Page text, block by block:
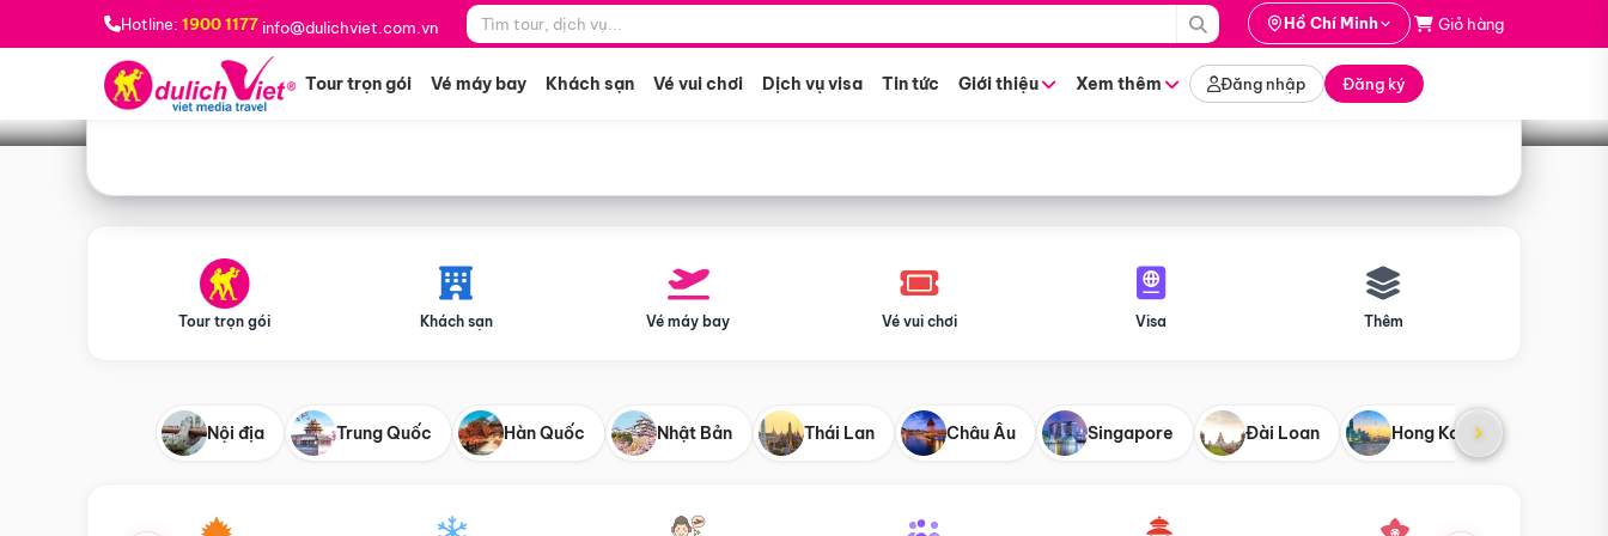
Hotline: 1900 1177 info@dulichviet.com.vn Hồ Chí Minh Giỏ hàng
Tour trọn gói Vé máy bay Khách sạn Vé vui chơi Dịch vụ visa Tin tức Giới thiệu Xem thêm Đăng nhập Đăng ký
Bạn muốn đi đâu? *
Tìm tour
Tour trọn gói Khách sạn Vé máy bay Vé vui chơi Visa Thêm
Nội địa Trung Quốc Hàn Quốc Nhật Bản Thái Lan Châu Âu Singapore Đài Loan Hong Kong